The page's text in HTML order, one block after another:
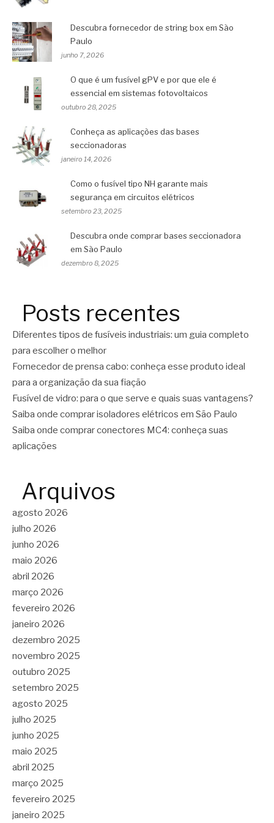
Descubra fornecedor de string box em São
Paulo
junho 7, 2026
O que é um fusível gPV e por que ele é
essencial em sistemas fotovoltaicos
outubro 28, 2025
Conheça as aplicações das bases
seccionadoras
janeiro 14, 2026
Como o fusível tipo NH garante mais
segurança em circuitos elétricos
setembro 23, 2025
Descubra onde comprar bases seccionadora
em São Paulo
dezembro 8, 2025
Posts recentes
Diferentes tipos de fusíveis industriais: um guia completo
para escolher o melhor
Fornecedor de prensa cabo: conheça esse produto ideal
para a organização da sua fiação
Fusível de vidro: para o que serve e quais suas vantagens?
Saiba onde comprar isoladores elétricos em São Paulo
Saiba onde comprar conectores MC4: conheça suas
aplicações
Arquivos
agosto 2026
julho 2026
junho 2026
maio 2026
abril 2026
março 2026
fevereiro 2026
janeiro 2026
dezembro 2025
novembro 2025
outubro 2025
setembro 2025
agosto 2025
julho 2025
junho 2025
maio 2025
abril 2025
março 2025
fevereiro 2025
janeiro 2025